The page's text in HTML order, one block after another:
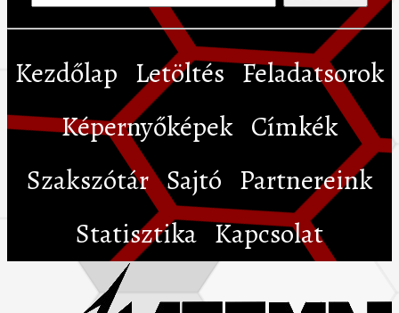
Kezdőlap Letöltés Feladatsorok
Képernyőképek Címkék
Szakszótár Sajtó Partnereink
Statisztika Kapcsolat